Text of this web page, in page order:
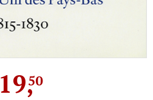
19,
50